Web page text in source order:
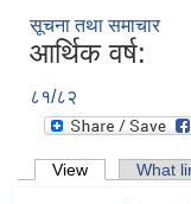
सूचना तथा समाचार
आर्थिक वर्ष:
८१/८२
Primary
View (active tab)
What